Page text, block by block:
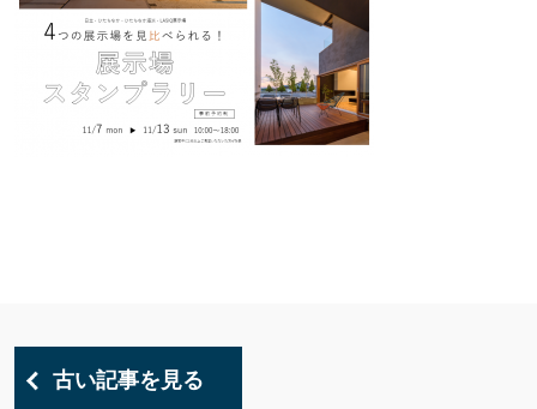
古い記事を見る